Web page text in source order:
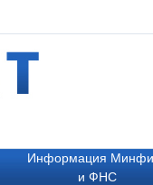
Информация
и ФНС